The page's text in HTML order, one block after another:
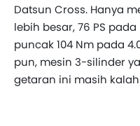
Datsun Cross. Hanya
lebih besar, 76 PS
puncak 104 Nm pada
pun, mesin 3-silinder
getaran ini masih